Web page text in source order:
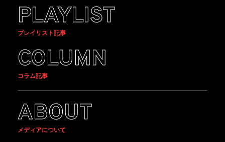
PLAYLIST
プレイリスト記事
COLUMN
コラム記事
ABOUT
メディアについて